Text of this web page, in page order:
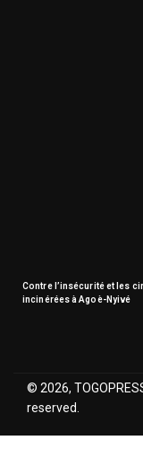
Contre l’insécurité et les
incinérées à Agoè-Nyivé
© 2026,
reserved.